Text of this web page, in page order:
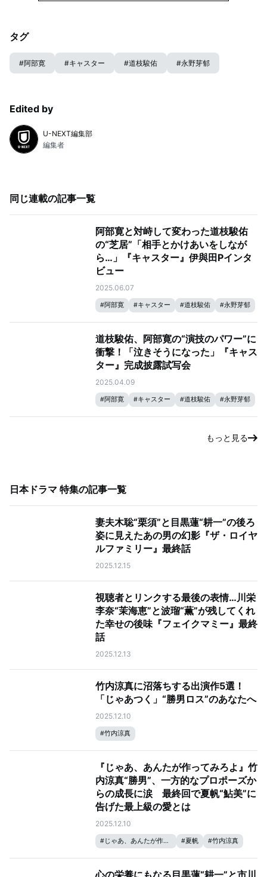
タグ
#阿部寛 #キャスター #道枝駿佑 #永野芽郁
Edited by
U-NEXT編集部
編集者
同じ連載の記事一覧
阿部寛と対峙して変わった道枝駿佑
の“芝居”「相手とかけあいをしなが
ら…」『キャスター』伊與田Pインタ
ビュー
2025.06.07
#阿部寛 #キャスター #道枝駿佑 #永野芽郁
道枝駿佑、阿部寛の“演技のパワー”に
衝撃！「泣きそうになった」『キャス
ター』完成披露試写会
2025.04.09
#阿部寛 #キャスター #道枝駿佑 #永野芽郁
もっと見る
日本ドラマ 特集の記事一覧
妻夫木聡“栗須”と目黒蓮“耕一”の後ろ
姿に見えたあの男の幻影『ザ・ロイヤ
ルファミリー』最終話
2025.12.15
視聴者とリンクする最後の表情…川栄
李奈“茉海恵”と波瑠“薫”が残してくれ
た幸せの後味『フェイクマミー』最終
話
2025.12.13
竹内涼真に沼落ちする出演作5選！
「じゃあつく」“勝男ロス”のあなたへ
2025.12.10
#竹内涼真
『じゃあ、あんたが作ってみろよ』竹
内涼真“勝男”、一方的なプロポーズか
らの成長に涙 最終回で夏帆“鮎美”に
告げた最上級の愛とは
2025.12.10
#じゃあ、あんたが作ってみろよ #夏帆 #竹内涼真